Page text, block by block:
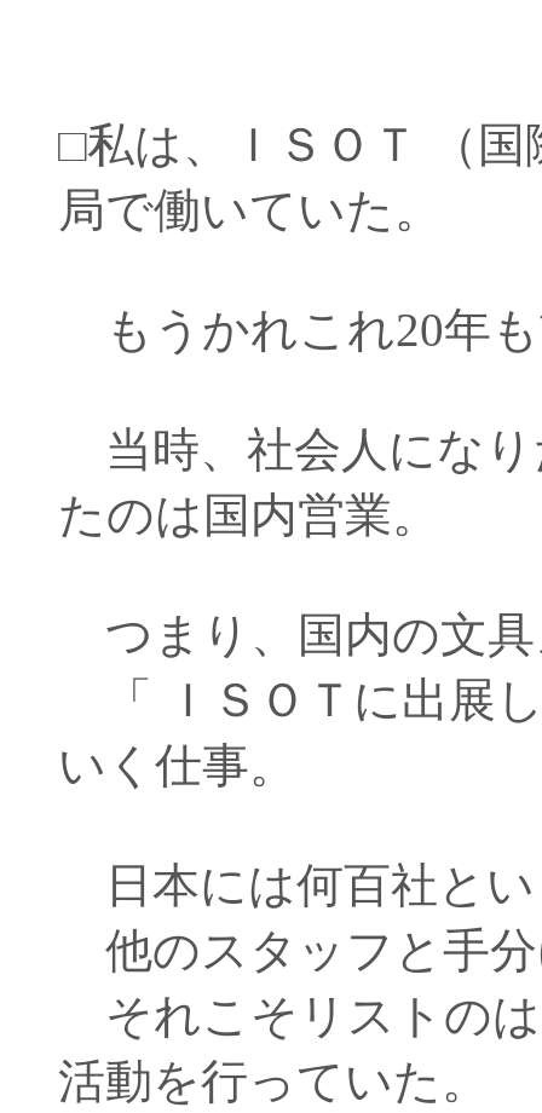
□私は、ＩＳＯＴ （
局で働いていた。
もうかれこれ20年
当時、社会人にな
たのは国内営業。
つまり、国内の文
「 ＩＳＯＴに出展
いく仕事。
日本には何百社と
他のスタッフと手
それこそリストの
活動を行っていた。